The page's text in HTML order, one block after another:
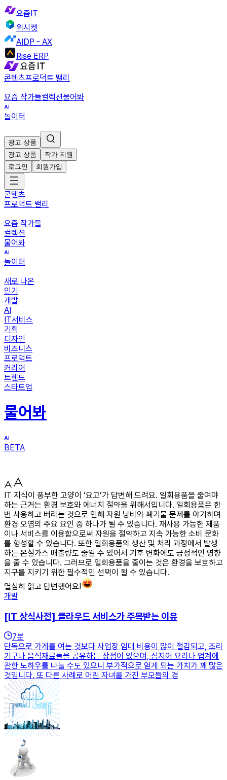
요즘IT
위시켓
AIDP - AX
Rise ERP
콘텐츠프로덕트 밸리
요즘 작가들컬렉션물어봐
놀이터
광고 상품
광고 상품
작가 지원
로그인
회원가입
콘텐츠
프로덕트 밸리
요즘 작가들
컬렉션
물어봐
놀이터
새로 나온
인기
개발
AI
IT서비스
기획
디자인
비즈니스
프로덕트
커리어
트렌드
스타트업
물어봐
BETA
IT 지식이 풍부한 고양이 ‘요고’가 답변해 드려요. 일회용품을 줄여야
하는 근거는 환경 보호와 에너지 절약을 위해서입니다. 일회용품은 한
번 사용하고 버리는 것으로 인해 자원 낭비와 폐기물 문제를 야기하며
환경 오염의 주요 요인 중 하나가 될 수 있습니다. 재사용 가능한 제품
이나 서비스를 이용함으로써 자원을 절약하고 지속 가능한 소비 문화
를 형성할 수 있습니다. 또한 일회용품의 생산 및 처리 과정에서 발생
하는 온실가스 배출량도 줄일 수 있어서 기후 변화에도 긍정적인 영향
을 줄 수 있습니다. 그러므로 일회용품을 줄이는 것은 환경을 보호하고
지구를 지키기 위한 필수적인 선택이 될 수 있습니다.
열심히 읽고 답변했어요!
개발
[IT 상식사전] 클라우드 서비스가 주목받는 이유
7분
단독으로 가게를 여는 것보다 사업장 임대 비용이 많이 절감되고, 조리
기구나 음식재료들을 공유하는 장점이 있으며, 심지어 요리나 업계에
관한 노하우를 나눌 수도 있으니 부가적으로 얻게 되는 가치가 꽤 많은
것입니다. 또 다른 사례로 어린 자녀를 가진 부모들의 경